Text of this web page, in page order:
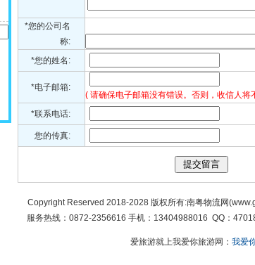
*您的公司名
称:
*您的姓名:
*电子邮箱:
( 请确保电子邮箱没有错误。否则，收信人将
*联系电话:
您的传真:
Copyright Reserved 2018-2028 版权所有:南粤物流网
服务热线：0872-2356616 手机：13404988016 QQ：
爱旅游就上我爱你旅游网： 我爱